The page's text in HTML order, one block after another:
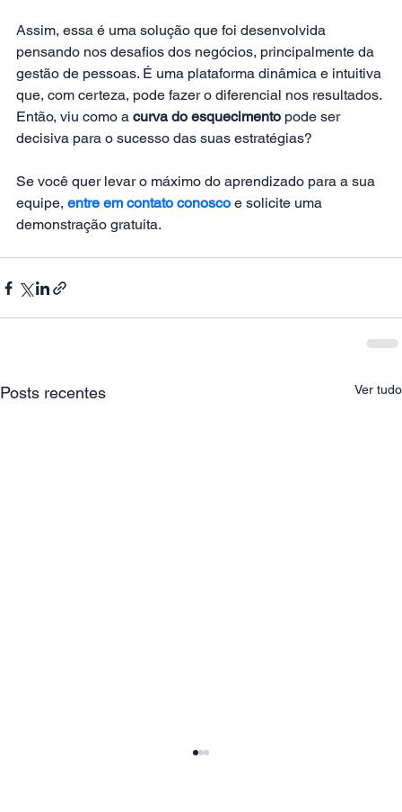
Assim, essa é uma solução que foi desenvolvida
pensando nos desafios dos negócios, principalmente da
gestão de pessoas. É uma plataforma dinâmica e intuitiva
que, com certeza, pode fazer o diferencial nos resultados.
Então, viu como a curva do esquecimento pode ser
decisiva para o sucesso das suas estratégias?
Se você quer levar o máximo do aprendizado para a sua
equipe, entre em contato conosco e solicite uma
demonstração gratuita.
Posts recentes Ver tudo